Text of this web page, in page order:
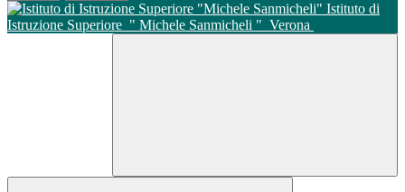
Istituto di
Istruzione Superiore " Michele Sanmicheli " Verona